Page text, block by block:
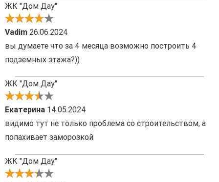
ЖК "Дом Дау"
Vadim 26.06.2024
вы думаете что за 4 месяца возможно построить 4
подземных этажа?))
ЖК "Дом Дау"
Екатерина 14.05.2024
видимо тут не только проблема со строительством, а
попахивает заморозкой
ЖК "Дом Дау"